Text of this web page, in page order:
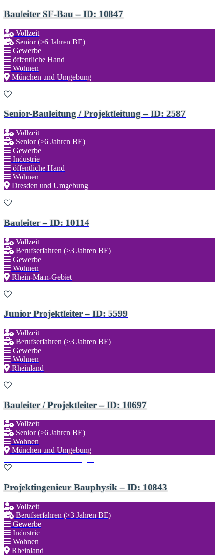
Bauleiter SF-Bau – ID: 10847
Vollzeit
Senior (>6 Jahren BE)
Gewerbe
öffentliche Hand
Wohnen
München und Umgebung
Senior-Bauleitung / Projektleitung – ID: 2587
Vollzeit
Senior (>6 Jahren BE)
Gewerbe
Industrie
öffentliche Hand
Wohnen
Dresden und Umgebung
Bauleiter – ID: 10114
Vollzeit
Berufserfahren (>3 Jahren BE)
Gewerbe
Wohnen
Rhein-Main-Gebiet
Junior Projektleiter – ID: 5599
Vollzeit
Berufserfahren (>3 Jahren BE)
Gewerbe
Wohnen
Rheinland
Bauleiter / Projektleiter – ID: 10697
Vollzeit
Senior (>6 Jahren BE)
Wohnen
München und Umgebung
Projektingenieur Bauphysik – ID: 10843
Vollzeit
Berufserfahren (>3 Jahren BE)
Gewerbe
Industrie
Wohnen
Rheinland